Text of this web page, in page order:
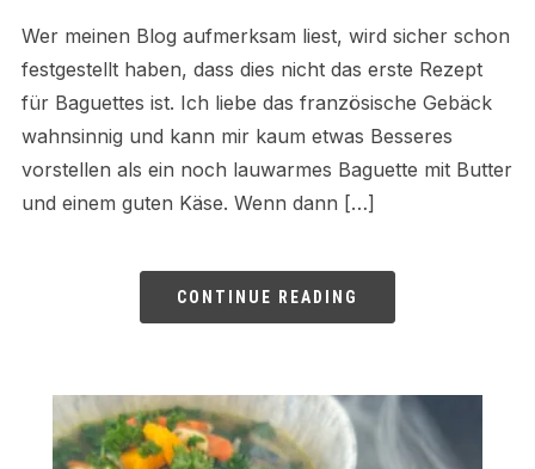
Wer meinen Blog aufmerksam liest, wird sicher schon
festgestellt haben, dass dies nicht das erste Rezept
für Baguettes ist. Ich liebe das französische Gebäck
wahnsinnig und kann mir kaum etwas Besseres
vorstellen als ein noch lauwarmes Baguette mit Butter
und einem guten Käse. Wenn dann […]
CONTINUE READING